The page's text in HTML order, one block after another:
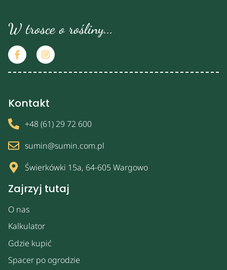
W trosce o rośliny...
Zajrzyj tutaj
O nas
Kalkulator
Gdzie kupić
Spacer po ogrodzie
Kontakt
+48 (61) 29 72 600
sumin@sumin.com.pl
Świerkówki 15a, 64-605 Wargowo